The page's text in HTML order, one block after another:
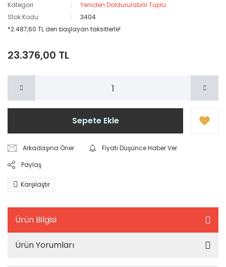
Kategori
Yeniden Doldurulabilir Tüplü
Stok Kodu
3404
*2.487,60 TL den başlayan taksitlerle!
23.376,00 TL
Sepete Ekle
Arkadaşına Öner
Fiyatı Düşünce Haber Ver
Paylaş
Karşılaştır
Ürün Bilgisi
Ürün Yorumları